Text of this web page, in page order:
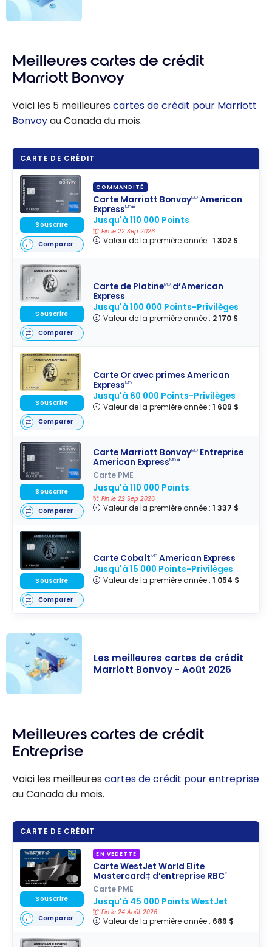
crédit sans frais
annuels - Août
Meilleures cartes de crédit
Marriott Bonvoy
Voici les 5 meilleures cartes de crédit pour Marriott
Bonvoyau Canada du mois.
CARTE DE CRÉDIT
COMMANDITÉ
Carte Marriott BonvoyMD American
ExpressMD*
Jusqu'à 110 000 Points
Fin le 22 Sep 2026
Valeur de la première année : 1 302 $
Souscrire
Comparer
Carte de PlatineMD d’American
Express
Jusqu'à 100 000 Points-Privilèges
Valeur de la première année : 2 170 $
Souscrire
Comparer
Carte Or avec primes American
ExpressMD
Jusqu'à 60 000 Points-Privilèges
Valeur de la première année : 1 609 $
Souscrire
Comparer
Carte Marriott BonvoyMD Entreprise
American ExpressMD*
Carte PME
Jusqu'à 110 000 Points
Fin le 22 Sep 2026
Valeur de la première année : 1 337 $
Souscrire
Comparer
Carte CobaltMD American Express
Jusqu'à 15 000 Points-Privilèges
Valeur de la première année : 1 054 $
Souscrire
Comparer
crédit Marriott
Bonvoy - Août
Les meilleures cartes de crédit
Marriott Bonvoy - Août 2026
Meilleures cartes de crédit
Entreprise
Voici les meilleures cartes de crédit pour entreprise
au Canada du mois.
CARTE DE CRÉDIT
EN VEDETTE
Carte WestJet World Elite
Mastercard‡ d’entreprise RBC®
Carte PME
Jusqu'à 45 000 Points WestJet
Fin le 24 Août 2026
Valeur de la première année : 689 $
Souscrire
Comparer